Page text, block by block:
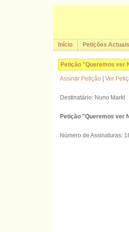
Início Petições Actuais
Petição "Queremos ver
Assinar Petição Ver
Destinatário: Nuno Markl
Petição "Queremos ver
Número de Assinaturas: